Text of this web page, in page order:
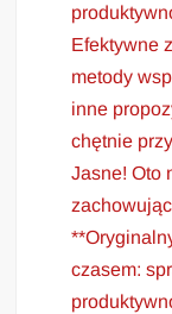
Efektywne
metody
inne
chętnie
Jasne! Oto
czasem: